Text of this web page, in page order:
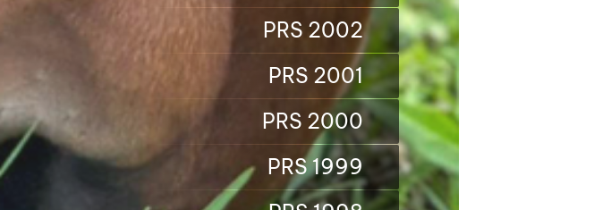
PRS 2002
PRS 2001
PRS 2000
PRS 1999